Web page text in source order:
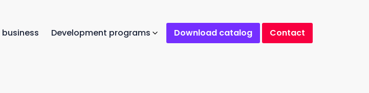
business Development programs Download catalog
Contact